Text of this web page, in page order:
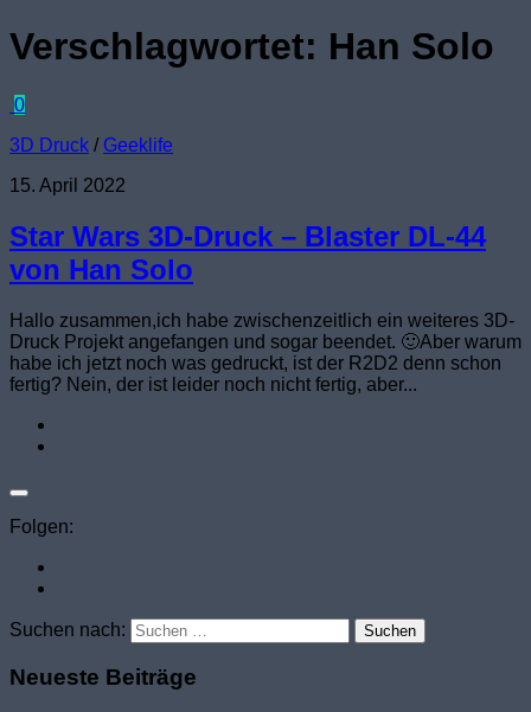
Verschlagwortet: Han Solo
0
3D Druck / Geeklife
15. April 2022
Star Wars 3D-Druck – Blaster DL-44
von Han Solo
Hallo zusammen,ich habe zwischenzeitlich ein weiteres 3D-
Druck Projekt angefangen und sogar beendet. 🙂Aber warum
habe ich jetzt noch was gedruckt, ist der R2D2 denn schon
fertig? Nein, der ist leider noch nicht fertig, aber...
Folgen:
Suchen nach:
Neueste Beiträge